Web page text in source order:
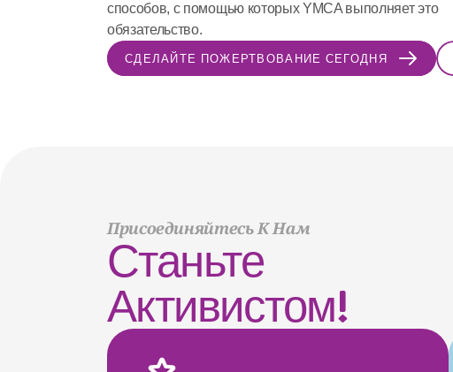
способов, с помощью которых YMCA выполняет это
обязательство.
СДЕЛАЙТЕ ПОЖЕРТВОВАНИЕ СЕГОДНЯ
Присоединяйтесь К Нам
Станьте
Активистом!